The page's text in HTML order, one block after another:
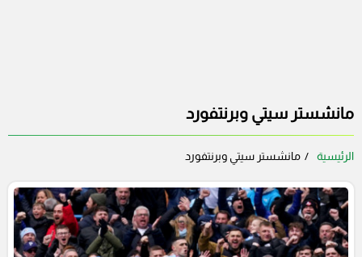
مانشستر سيتي وبرنتفورد
الرئيسية مانشستر سيتي وبرنتفورد